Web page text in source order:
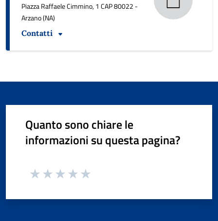
Piazza Raffaele Cimmino, 1 CAP 80022 -
Arzano (NA)
Contatti
Quanto sono chiare le
informazioni su questa pagina?